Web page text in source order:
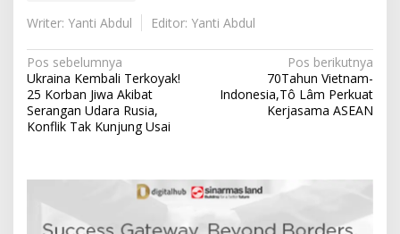
Writer: Yanti Abdul
Editor: Yanti Abdul
N
a
v
i
Pos sebelumnya
Ukraina Kembali Terkoyak!
25 Korban Jiwa Akibat
Serangan Udara Rusia,
Konflik Tak Kunjung Usai
Pos berikutnya
70Tahun Vietnam-
Indonesia,Tô Lâm Perkuat
Kerjasama ASEAN